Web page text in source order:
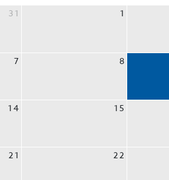
permite disponer de una cómoda
31 1
7 8
14 15
21 22